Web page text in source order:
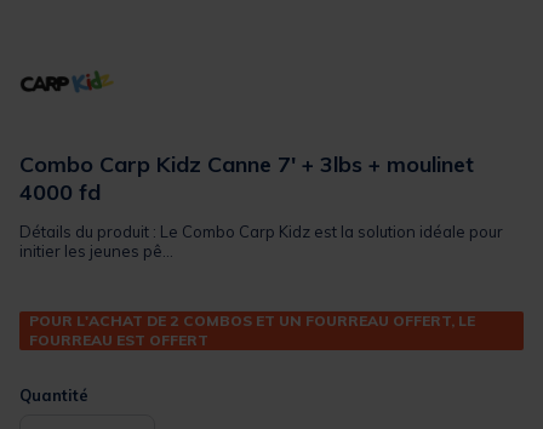
Combo Carp Kidz Canne 7' + 3lbs + moulinet
4000 fd
Détails du produit : Le Combo Carp Kidz est la solution idéale pour
initier les jeunes pê...
POUR L'ACHAT DE 2 COMBOS ET UN FOURREAU OFFERT, LE
FOURREAU EST OFFERT
Quantité